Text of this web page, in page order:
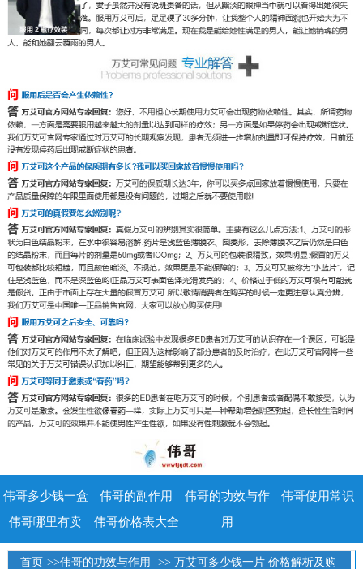
伟哥多少钱一盒 伟哥的副作用
伟哥的功效与作
用
伟哥使用常识
伟哥哪里有卖
伟哥价格表大全
首页 >>伟哥的功效与作用
>> 万艾可多少钱一片 价格解析及购